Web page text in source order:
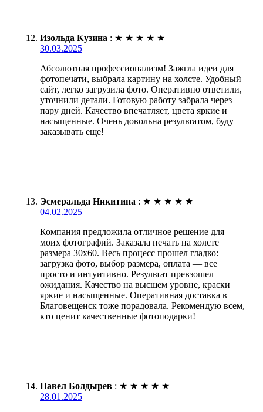
Изольда Кузина : ★ ★ ★ ★ ★
30.03.2025
Абсолютная профессионализм! Зажгла идеи для
фотопечати, выбрала картину на холсте. Удобный
сайт, легко загрузила фото. Оперативно ответили,
уточнили детали. Готовую работу забрала через
пару дней. Качество впечатляет, цвета яркие и
насыщенные. Очень довольна результатом, буду
заказывать еще!
Эсмеральда Никитина : ★ ★ ★ ★ ★
04.02.2025
Компания предложила отличное решение для
моих фотографий. Заказала печать на холсте
размера 30х60. Весь процесс прошел гладко:
загрузка фото, выбор размера, оплата — все
просто и интуитивно. Результат превзошел
ожидания. Качество на высшем уровне, краски
яркие и насыщенные. Оперативная доставка в
Благовещенск тоже порадовала. Рекомендую всем,
кто ценит качественные фотоподарки!
Павел Болдырев : ★ ★ ★ ★ ★
28.01.2025